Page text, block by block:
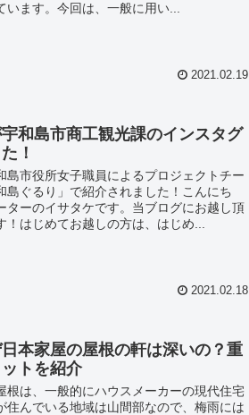
ます。今回は、一般に用い...
2021.02.19
和島市商工観光課のインスタグ
！
島市役所女子職員によるプロジェクトチー
島ぐるり」で紹介されました！こんにち
ターのイサタケです。当ブログにお越し頂
はじめてお越しの方は、はじめ...
2021.02.18
日本家屋の屋根の軒は深いの？重
トを紹介
根は、一般的にハウスメーカーの現代住宅
住んでいる地域は山間部なので、梅雨には